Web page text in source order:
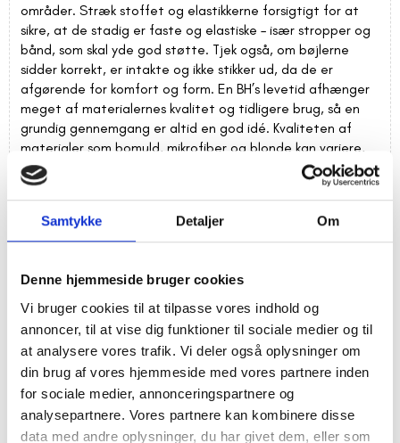
Samtykke Detaljer Om
Denne hjemmeside bruger cookies
Vi bruger cookies til at tilpasse vores indhold og
annoncer, til at vise dig funktioner til sociale medier og til
at analysere vores trafik. Vi deler også oplysninger om
din brug af vores hjemmeside med vores partnere inden
for sociale medier, annonceringspartnere og
analysepartnere. Vores partnere kan kombinere disse
data med andre oplysninger, du har givet dem, eller som
områder. Stræk stoffet og elastikkerne forsigtigt for at
sikre, at de stadig er faste og elastiske – især stropper og
bånd, som skal yde god støtte. Tjek også, om bøjlerne
sidder korrekt, er intakte og ikke stikker ud, da de er
afgørende for komfort og form. En BH’s levetid afhænger
meget af materialernes kvalitet og tidligere brug, så en
grundig gennemgang er altid en god idé. Kvaliteten af
materialer som bomuld, mikrofiber og blonde kan variere,
så mærk efter, hvad der føles rart for dig mod huden.Da
du sandsynligvis ikke kan prøve BH’en i butikken, er det en
stor fordel at kende din egen størrelse præcist. Du kan
med fordel måle dig selv hjemmefra eller medbringe en BH,
du ved passer dig perfekt, som en reference. Sammenlign
af, hvordan den potentielle nye BH vil sidde. Husk, at
størrelser kan variere lidt mellem forskellige mærker og
modeller, så en visuel sammenligning og et godt øjemål er
værdifulde redskaber. Fokuser på, at BH’en skal sidde tæt
omkring kroppen uden at stramme og at skålene skal
omfavne brystet uden at klemme.
Forskellige varianter af BH’er og deres anvendelse
Verdenen af BH’er er fyldt med forskellige typer, der hver